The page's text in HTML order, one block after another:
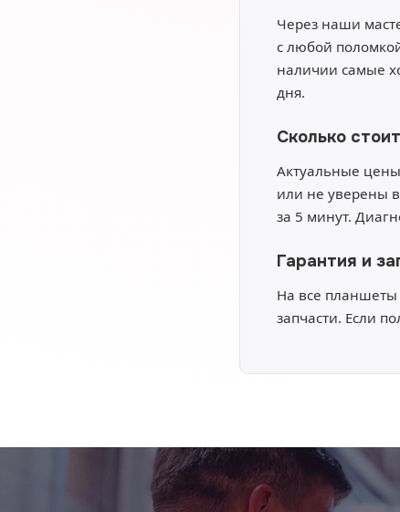
Через наши
с любой
наличии самые
дня.
Сколько
Актуальные
или не уверены
за 5 минут.
Гарантия и
На все планшеты
запчасти. Если